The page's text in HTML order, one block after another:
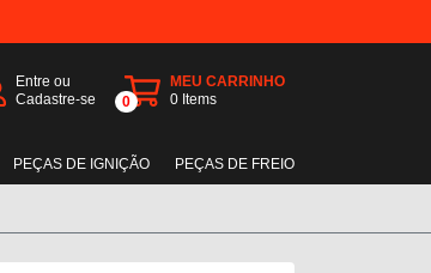
Entre ou
Cadastre-se
0
MEU CARRINHO
0 Items
PEÇAS DE IGNIÇÃO PEÇAS DE FREIO